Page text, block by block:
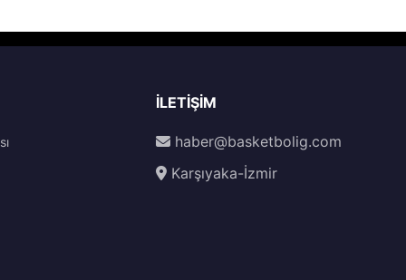
İLETIŞIM
haber@basketbolig.com
Karşıyaka-İzmir